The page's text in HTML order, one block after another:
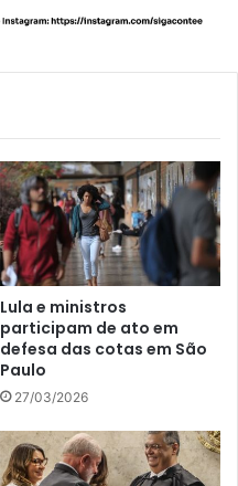
Lula e ministros
participam de ato em
defesa das cotas em São
Paulo
27/03/2026